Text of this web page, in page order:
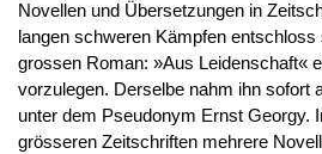
Novellen und Übersetzungen in
langen schweren Kämpfen
grossen Roman: »Aus Leidenschaft«
vorzulegen. Derselbe nahm ihn sofort
unter dem Pseudonym Ernst Georgy.
grösseren Zeitschriften mehrere